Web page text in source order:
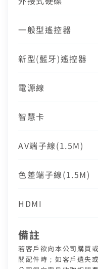
一般型遙控器
新型(藍牙)遙控器
電源線
智慧卡
AV端子線(1.5M)
色差端子線(1.5M)
HDMI
備註
若客戶欲向本公司購買
關配件時；如客戶遺失